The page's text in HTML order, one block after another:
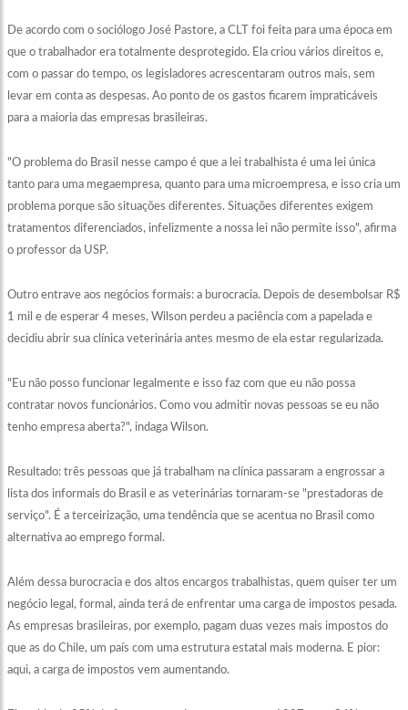
De acordo com o sociólogo José Pastore, a CLT foi feita para uma época em
que o trabalhador era totalmente desprotegido. Ela criou vários direitos e,
com o passar do tempo, os legisladores acrescentaram outros mais, sem
levar em conta as despesas. Ao ponto de os gastos ficarem impraticáveis
para a maioria das empresas brasileiras.
"O problema do Brasil nesse campo é que a lei trabalhista é uma lei única
tanto para uma megaempresa, quanto para uma microempresa, e isso cria um
problema porque são situações diferentes. Situações diferentes exigem
tratamentos diferenciados, infelizmente a nossa lei não permite isso", afirma
o professor da USP.
Outro entrave aos negócios formais: a burocracia. Depois de desembolsar R$
1 mil e de esperar 4 meses, Wilson perdeu a paciência com a papelada e
decidiu abrir sua clínica veterinária antes mesmo de ela estar regularizada.
"Eu não posso funcionar legalmente e isso faz com que eu não possa
contratar novos funcionários. Como vou admitir novas pessoas se eu não
tenho empresa aberta?", indaga Wilson.
Resultado: três pessoas que já trabalham na clínica passaram a engrossar a
lista dos informais do Brasil e as veterinárias tornaram-se "prestadoras de
serviço". É a terceirização, uma tendência que se acentua no Brasil como
alternativa ao emprego formal.
Além dessa burocracia e dos altos encargos trabalhistas, quem quiser ter um
negócio legal, formal, ainda terá de enfrentar uma carga de impostos pesada.
As empresas brasileiras, por exemplo, pagam duas vezes mais impostos do
que as do Chile, um país com uma estrutura estatal mais moderna. E pior:
aqui, a carga de impostos vem aumentando.